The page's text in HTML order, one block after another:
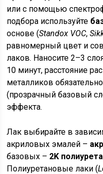
или с помощью
подбора используйте
основе (Standox VOC,
равномерный цвет и
лаков. Наносите 2–3
10 минут, расстояние
металликов
(прозрачный базовый
эффекта.
Лак выбирайте в
акриловых эмалей –
базовых – 2K
Полиуретановые лаки (